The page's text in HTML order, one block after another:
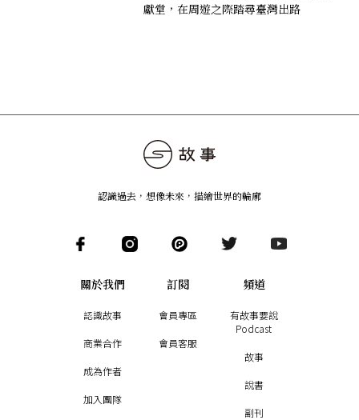
獻堂，在周遊之際踏尋臺灣出路
認識過去，想像未來 ， 描繪世界的輪廓
關於我們
認識故事
商業合作
成為作者
加入團隊
訂閱
會員專區
會員客服
頻道
有故事要說
Podcast
故事
說書
副刊